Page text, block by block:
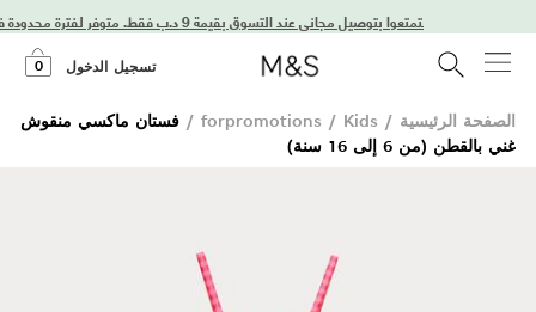
تسجيل الدخول 0
الصفحة الرئيسية /
forpromotions / Kids
/ فستان ماكسي منقوش
غني بالقطن (من 6 إلى 16 سنة)